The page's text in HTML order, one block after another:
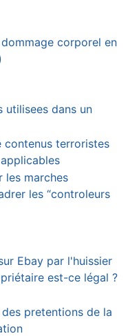
corporel en
utilisees dans un
contenus terroristes
les marches
les “controleurs
Ebay par l'huissier
est-ce légal ?
pretentions de la